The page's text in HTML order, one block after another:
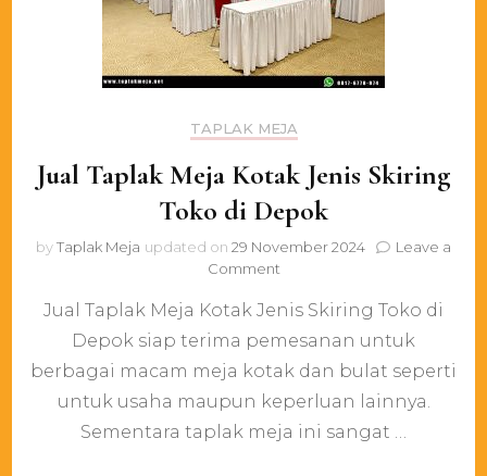
TAPLAK MEJA
Jual Taplak Meja Kotak Jenis Skiring
Toko di Depok
byTaplak Meja updated on 29 November 2024
Leave a
Commenton
Taplak
Jenis
Skiring
di
Jual Taplak Meja Kotak Jenis Skiring Toko di
Depok siap terima pemesanan untuk
berbagai macam meja kotak dan bulat seperti
untuk usaha maupun keperluan lainnya.
Sementara taplak meja ini sangat …